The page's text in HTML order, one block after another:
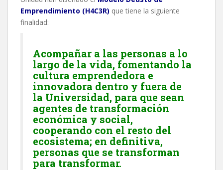
Emprendimiento (H4C3R) que tiene la siguiente
finalidad:
Acompañar a las personas a lo
largo de la vida, fomentando la
cultura emprendedora e
innovadora dentro y fuera de
la Universidad, para que sean
agentes de transformación
económica y social,
cooperando con el resto del
ecosistema; en definitiva,
personas que se transforman
para transformar.